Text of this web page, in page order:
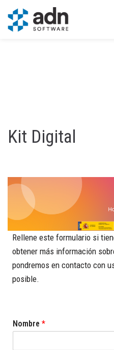
Saltar
Kit Digital
Rellene este formulario si
obtener más información
pondremos en contacto con
posible.
Nombre *